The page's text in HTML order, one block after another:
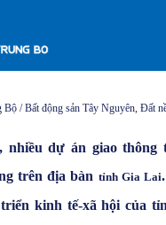
Bộ /Bất động sản Tây Nguyên ,Đất
nhiều dự án giao thông
trên địa bàn tỉnh Gia Lai
kinh tế-xã hội của